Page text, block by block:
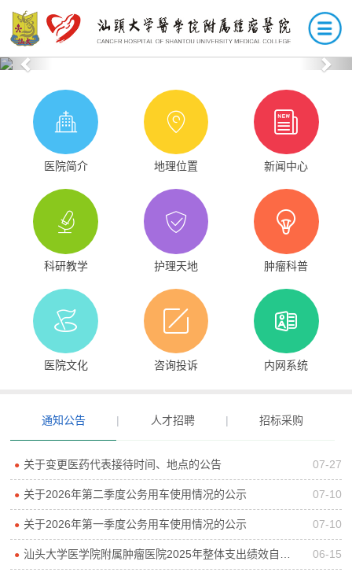
Previous
医院简介 地理位置 新闻中心
科研教学 护理天地 肿瘤科普
医院文化 咨询投诉 内网系统
通知公告 | 人才招聘 | 招标采购
● 关于变更医药代表接待时间、地点的公告 07-27
● 关于2026年第二季度公务用车使用情况的公示 07-10
● 关于2026年第一季度公务用车使用情况的公示 07-10
● 汕头大学医学院附属肿瘤医院2025年整体支出绩效自评报告 06-15